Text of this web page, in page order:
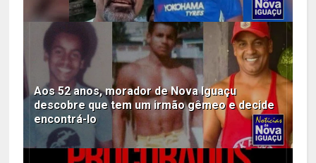
Aos 52 anos, morador de Nova Iguaçu
descobre que tem um irmão gêmeo e decide
encontrá-lo